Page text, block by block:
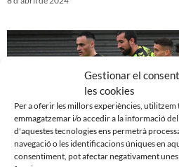
Gestionar el
les cookies
Per a oferir les millors experiències, utilitzem
emmagatzemar i/o accedir a la informació
d'aquestes tecnologies ens permetrà
navegació o les identificacions úniques en
consentiment, pot afectar negativament